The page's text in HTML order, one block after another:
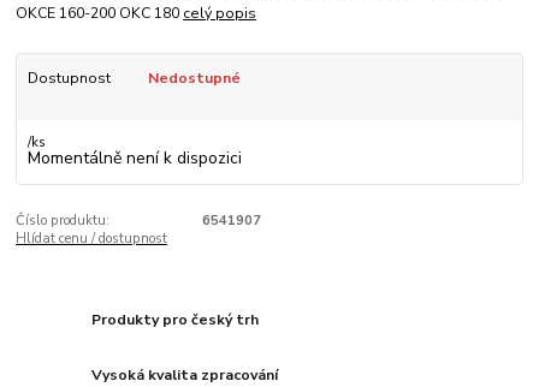
OKCE 160-200 OKC 180 celý popis
Dostupnost Nedostupné
/ks
Momentálně není k dispozici
Číslo produktu:
6541907
Hlídat cenu / dostupnost
Produkty pro český trh
Vysoká kvalita zpracování